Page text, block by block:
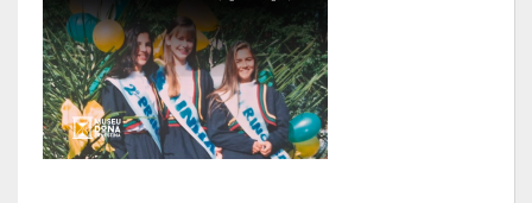
Assistência Social
Educação, Cultura, Desporto e Turismo
Sala Multidisciplinar Saber Mais
Escola Municipal de Educação Infantil Dr. Orlando Rojas